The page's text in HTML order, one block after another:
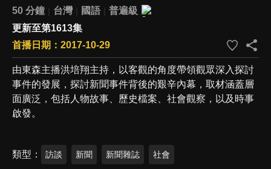
50 分鐘
台灣 國語
普遍級
更新至第1613集
首播日期：2017-10-29
由東森主播洪培翔主持，以客觀的角度帶領觀眾深入探討
事件的發展，探討新聞事件背後的艱辛內幕，取材涵蓋層
面廣泛，包括人物故事、歷史檔案、社會觀察，以及時事
啟發。
類型 訪談 新聞 新聞雜誌 社會